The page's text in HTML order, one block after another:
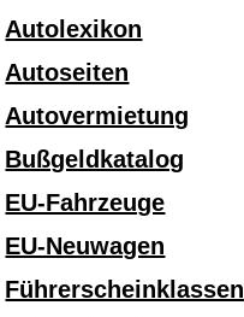
Autolexikon
Autoseiten
Autovermietung
Bußgeldkatalog
EU-Fahrzeuge
EU-Neuwagen
Führerscheinklassen